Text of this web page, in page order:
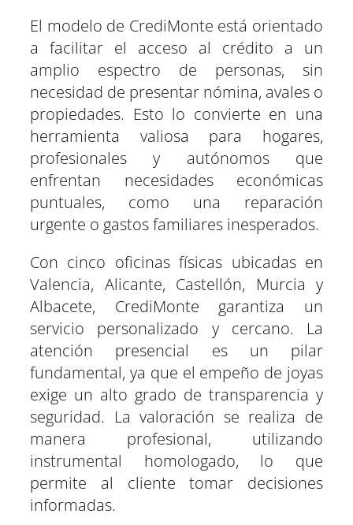
El modelo de CrediMonte está orientado
a facilitar el acceso al crédito a un
amplio espectro de personas, sin
necesidad de presentar nómina, avales o
propiedades. Esto lo convierte en una
herramienta valiosa para hogares,
profesionales y autónomos que
enfrentan necesidades económicas
puntuales, como una reparación
urgente o gastos familiares inesperados.
Con cinco oficinas físicas ubicadas en
Valencia, Alicante, Castellón, Murcia y
Albacete, CrediMonte garantiza un
servicio personalizado y cercano. La
atención presencial es un pilar
fundamental, ya que el empeño de joyas
exige un alto grado de transparencia y
seguridad. La valoración se realiza de
manera profesional, utilizando
instrumental homologado, lo que
permite al cliente tomar decisiones
informadas.